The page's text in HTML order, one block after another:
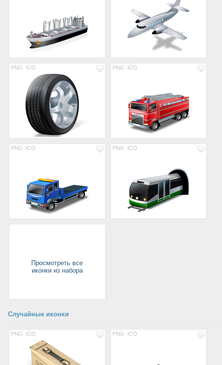
PNG ICO PNG ICO
PNG ICO PNG ICO
Просмотреть все
иконки из набора
Случайные иконки
PNG ICO PNG ICO